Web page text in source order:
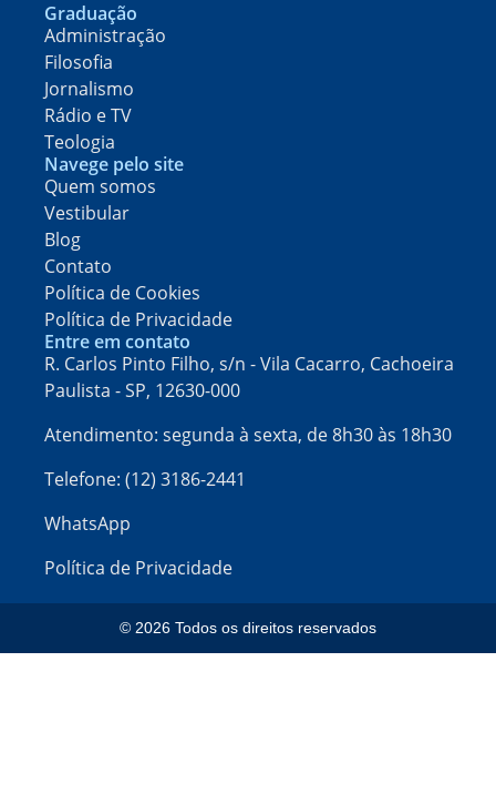
Graduação
Administração
Filosofia
Jornalismo
Rádio e TV
Teologia
Navege pelo site
Quem somos
Vestibular
Blog
Contato
Política de Cookies
Política de Privacidade
Entre em contato
R. Carlos Pinto Filho, s/n - Vila Cacarro, Cachoeira
Paulista - SP, 12630-000​
Atendimento: segunda à sexta, de 8h30 às 18h30
Telefone: (12) 3186-2441
WhatsApp
Política de Privacidade
© 2026 Todos os direitos reservados